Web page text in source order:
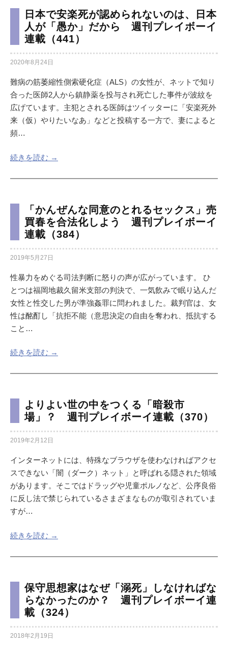
日本で安楽死が認められないのは、日本
人が「愚か」だから 週刊プレイボーイ
連載（441）
2020年8月24日
難病の筋萎縮性側索硬化症（ALS）の女性が、ネットで知り
合った医師2人から鎮静薬を投与され死亡した事件が波紋を
広げています。主犯とされる医師はツイッターに「安楽死外
来（仮）やりたいなあ」などと投稿する一方で、妻によると
頻…
続きを読む →
「かんぜんな同意のとれるセックス」売
買春を合法化しよう 週刊プレイボーイ
連載（384）
2019年5月27日
性暴力をめぐる司法判断に怒りの声が広がっています。 ひ
とつは福岡地裁久留米支部の判決で、一気飲みで眠り込んだ
女性と性交した男が準強姦罪に問われました。裁判官は、女
性は酩酊し「抗拒不能（意思決定の自由を奪われ、抵抗する
こと…
続きを読む →
よりよい世の中をつくる「暗殺市
場」？ 週刊プレイボーイ連載（370）
2019年2月12日
インターネットには、特殊なブラウザを使わなければアクセ
スできない「闇（ダーク）ネット」と呼ばれる隠された領域
があります。そこではドラッグや児童ポルノなど、公序良俗
に反し法で禁じられているさまざまなものが取引されていま
すが…
続きを読む →
保守思想家はなぜ「溺死」しなければな
らなかったのか？ 週刊プレイボーイ連
載（324）
2018年2月19日